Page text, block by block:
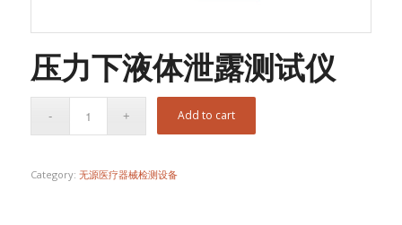
压力下液体泄露测试仪
Add to cart
Category: 无源医疗器械检测设备